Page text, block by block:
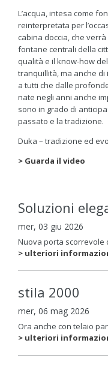
L’acqua, intesa come
reinterpretata per
cabina doccia, che
fontane centrali della
qualità e il know-how
tranquillità, ma anche
a tutti che dalle
nate negli anni anche
sono in grado di
passato e la tradizione.
Duka – tradizione ed
> Guarda il video
Soluzioni
mer, 03 giu 2026
Nuova porta scorrevole
> ulteriori
stila 2000
mer, 06 mag 2026
Ora anche con telaio
> ulteriori